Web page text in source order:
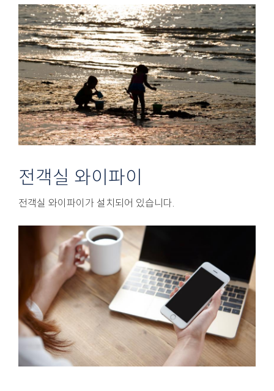
전객실 와이파이
전객실 와이파이가 설치되어 있습니다.